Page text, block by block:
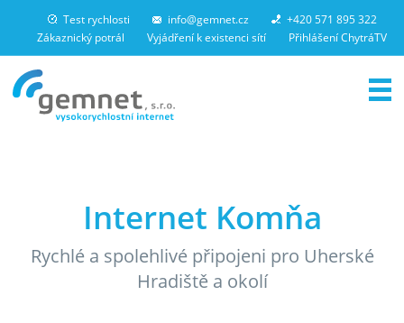
Test rychlosti info@gemnet.cz
+420 571 895 322
Zákaznický potrál
Vyjádření k existenci sítí Přihlášení ChytráTV
Televize
Telefon
Kamery
Akce
Internet Komňa
Rychlé a spolehlivé připojeni pro Uherské
Hradiště a okolí